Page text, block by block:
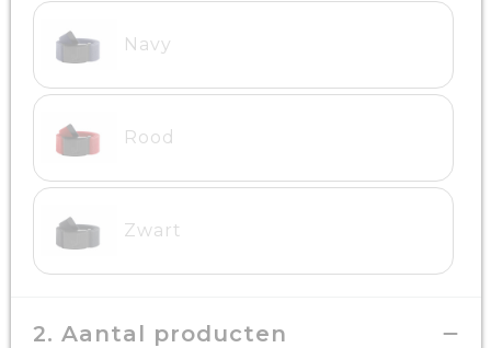
Navy
Rood
Zwart
2. Aantal producten